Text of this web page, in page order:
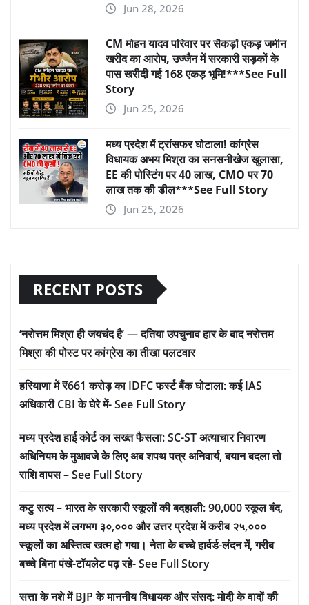
Jun 28, 2026
CM मोहन यादव परिवार पर सैकड़ों एकड़ जमीन
खरीद का आरोप, उज्जैन में सरकारी सड़कों के
पास खरीदी गई 168 एकड़ भूमि!***See Full
Story
Jun 25, 2026
मध्य प्रदेश में ट्रांसफर घोटाला! कांग्रेस
विधायक अभय मिश्रा का सनसनीखेज खुलासा,
EE की पोस्टिंग पर 40 लाख, CMO पर 70
लाख तक की डील***See Full Story
Jun 25, 2026
RECENT POSTS
‘नरोत्तम मिश्रा ही जयचंद है’ — दतिया उपचुनाव हार के बाद नरोत्तम
मिश्रा की पोस्ट पर कांग्रेस का तीखा पलटवार
हरियाणा में ₹661 करोड़ का IDFC फर्स्ट बैंक घोटाला: कई IAS
अधिकारी CBI के घेरे में- See Full Story
मध्य प्रदेश हाई कोर्ट का सख्त फैसला: SC-ST अत्याचार निवारण
अधिनियम के मुआवजे के लिए अब शपथ पत्र अनिवार्य, बयान बदला तो
राशि वापस – See Full Story
कटु सत्य – भारत के सरकारी स्कूलों की बदहाली: 90,000 स्कूल बंद,
मध्य प्रदेश में लगभग ३०,००० और उत्तर प्रदेश में करीब २५,०००
स्कूलों का अस्तित्व खत्म हो गया। नेता के बच्चे हार्वर्ड-लंदन में, गरीब
बच्चे बिना पंखे-टॉयलेट पढ़ रहे- See Full Story
सत्ता के नशे में BJP के माननीय विधायक और संसद: मोदी के वादों की